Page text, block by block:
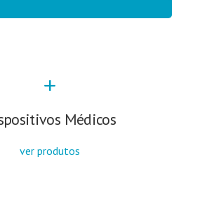
Médicos
ver produtos